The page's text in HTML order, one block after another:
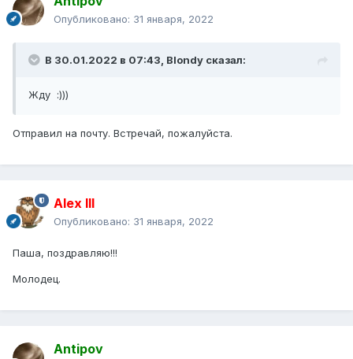
Опубликовано: 31 января, 2022
В 30.01.2022 в 07:43, Blondy сказал:
Жду :)))
Отправил на почту. Встречай, пожалуйста.
Alex IlI
Опубликовано: 31 января, 2022
Паша, поздравляю!!!
Молодец.
Antipov